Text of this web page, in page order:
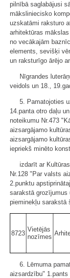
pilnībā saglabājusi
māksliniecisko
uzskatāmi raksturo
arhitektūras
no vecākajām
elements, sevišķi
un raksturīgo ārējo
Nīgrandes
veidols un 18.,
5. Pamatojoties
14.panta otro daļu
noteikumu Nr.473
aizsargājamo
aizsargājamo
iepriekš minēto
izdarīt ar
Nr.128 "Par valsts
2.punktu
sarakstā grozījumus
pieminekļu sarakstā
8723
Vietējās
nozīmes
6. Lēmuma
aizsardzību" 1.pants